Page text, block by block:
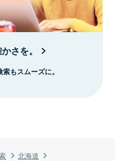
北海道
さを。
もスムーズに。